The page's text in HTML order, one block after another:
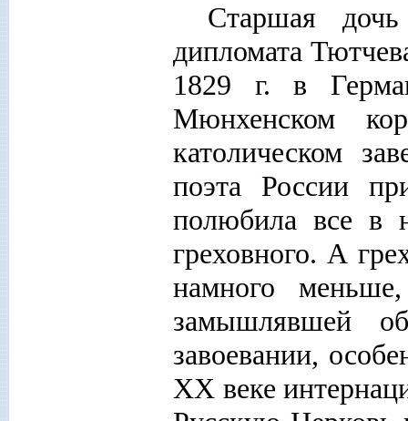
Старшая
дипломата
1829 г. в
Мюнхенском
католическом
поэта России
полюбила все в
греховного. А
намного
замышлявшей
завоевании,
ХХ веке